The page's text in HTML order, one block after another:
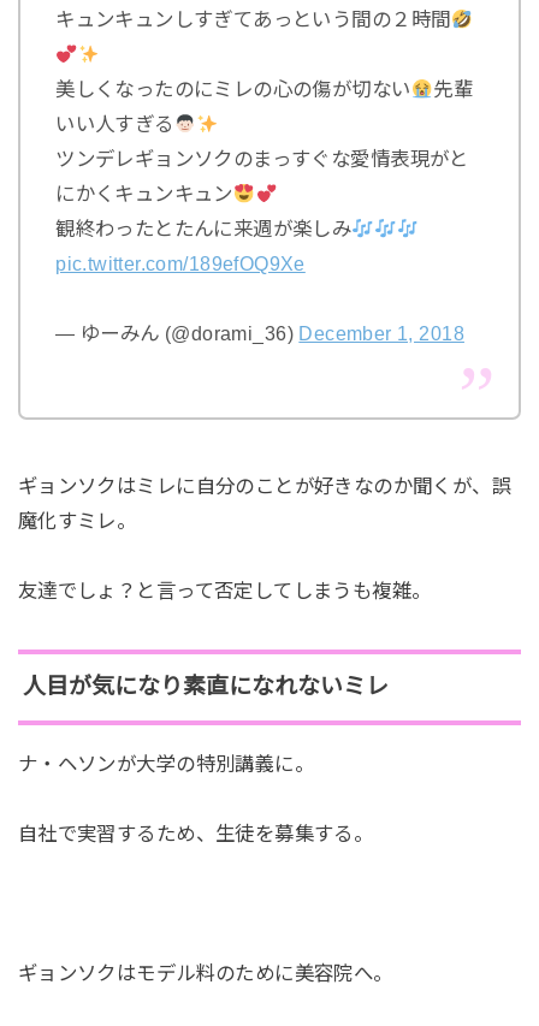
キュンキュンしすぎてあっという間の２時間
美しくなったのにミレの心の傷が切ない
先輩
いい人すぎる
ツンデレギョンソクのまっすぐな愛情表現がと
にかくキュンキュン
観終わったとたんに来週が楽しみ
pic.twitter.com/189efOQ9Xe
— ゆーみん (@dorami_36) December 1, 2018
ギョンソクはミレに自分のことが好きなのか聞くが、誤
魔化すミレ。
友達でしょ？と言って否定してしまうも複雑。
人目が気になり素直になれないミレ
ナ・ヘソンが大学の特別講義に。
自社で実習するため、生徒を募集する。
ギョンソクはモデル料のために美容院へ。